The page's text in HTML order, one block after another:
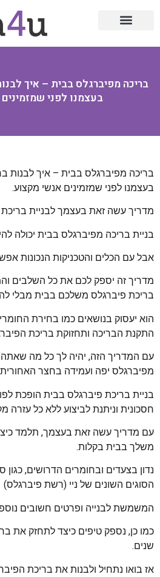
בריכה מפיברגלס בבית – איך
בעצמנו לפני
בריכה מפיברגלס בבית – איך לבנות
בעצמנו לפני שמזמינים אנשי מקצוע.
מדריך עשה זאת בעצמך לבניית
בניית בריכה מפיברגלס בבית יכולה
אבל עם הכלים והטכניקות הנכונות
מדריך זה יספק לכם את כל השלבים
בריכת פיברגלס משלכם בבית מבלי
הוא יעסוק בנושאים כמו בחירת
התקנת הבריכה ותחזוקת בריכת
עם המדריך הזה, יהיה לך כל מה שאתה
מפיברגלס יפה ועמידה בחצר
בניית בריכת פיברגלס בבית הופכת
חסכונית וניתנת לביצוע ללא כל עזרה
עם מדריך עשה זאת בעצמך, תלמד
משלך בבית בקלות.
נדון בצעדים ובחומרים הדרושים, כגון
הסוגים השונים של ניי (רשת פיברגלס)
המשמשת לבנייה ופרטים חשובים
כמו כן, נספק טיפים כיצד לתחזק את
שנים.
אז בואו נתחיל ולבנות את בריכת